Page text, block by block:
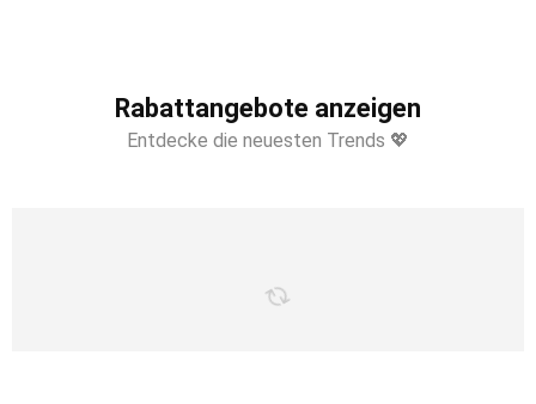
Rabattangebote anzeigen
Entdecke die neuesten Trends 💖